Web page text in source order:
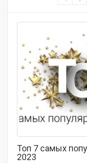
Топ 7 самых
2023